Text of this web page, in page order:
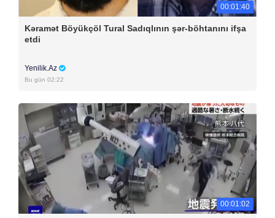
00:01:40
Kəramət Böyükçöl Tural Sadıqlının şər-böhtanını ifşa
etdi
Yenilik.Az
Bu gün 02:22
00:01:02